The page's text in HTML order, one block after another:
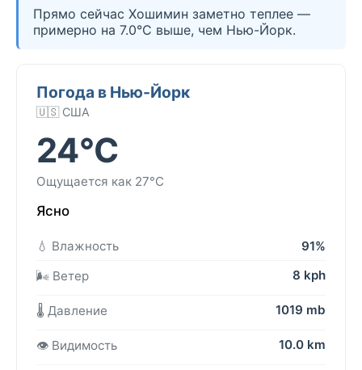
Прямо сейчас Хошимин заметно теплее —
примерно на 7.0°C выше, чем Нью-Йорк.
Погода в Нью-Йорк
🇺🇸 США
24°C
Ощущается как 27°C
Ясно
💧 Влажность
91%
🌬️ Ветер
8 kph
🌡️ Давление 1019 mb
👁️ Видимость 10.0 km